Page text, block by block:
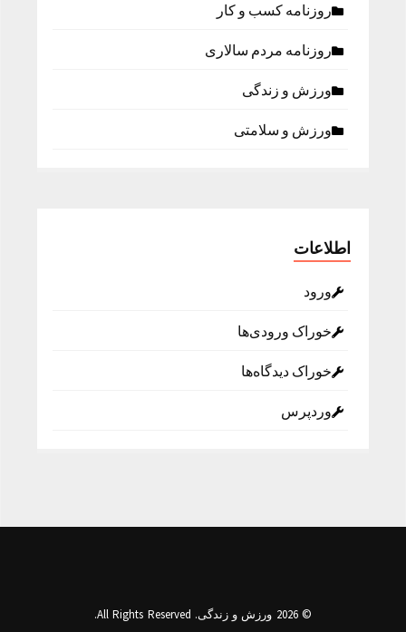
روزنامه كسب و كار
روزنامه مردم سالاری
ورزش و زندگی
ورزش و سلامتی
اطلاعات
ورود
خوراک ورودی‌ها
خوراک دیدگاه‌ها
وردپرس
© 2026 ورزش و زندگی. All Rights Reserved.